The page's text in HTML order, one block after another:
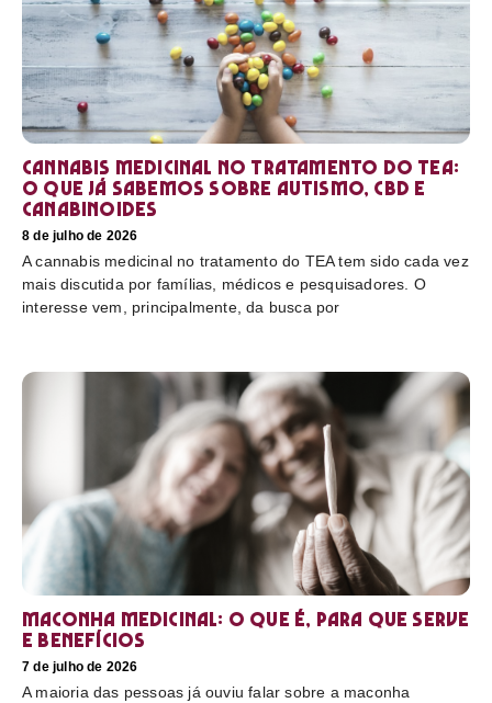
Cannabis medicinal no tratamento do TEA:
o que já sabemos sobre autismo, CBD e
canabinoides
8 de julho de 2026
A cannabis medicinal no tratamento do TEA tem sido cada vez
mais discutida por famílias, médicos e pesquisadores. O
interesse vem, principalmente, da busca por
Maconha medicinal: O que é, para que serve
e benefícios
7 de julho de 2026
A maioria das pessoas já ouviu falar sobre a maconha